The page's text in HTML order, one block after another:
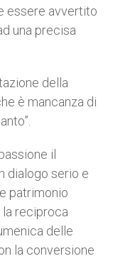
essere avvertito
una precisa
della
è mancanza di
il
dialogo serio e
patrimonio
reciproca
delle
la conversione